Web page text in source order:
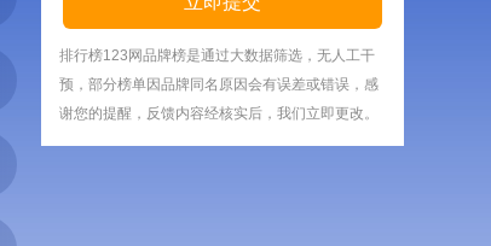
排行榜123网品牌榜是通过大数据筛选，无人工干
预，部分榜单因品牌同名原因会有误差或错误，感
谢您的提醒，反馈内容经核实后，我们立即更改。